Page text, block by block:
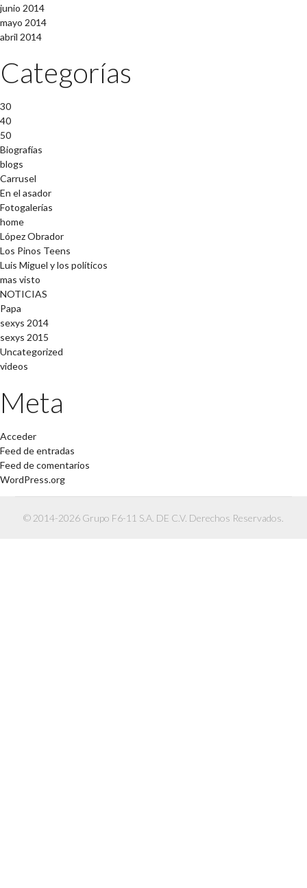
junio 2014
mayo 2014
abril 2014
Categorías
30
40
50
Biografías
blogs
Carrusel
En el asador
Fotogalerías
home
López Obrador
Los Pinos Teens
Luis Miguel y los políticos
mas visto
NOTICIAS
Papa
sexys 2014
sexys 2015
Uncategorized
videos
Meta
Acceder
Feed de entradas
Feed de comentarios
WordPress.org
© 2014-2026 Grupo F6-11 S.A. DE C.V. Derechos Reservados.